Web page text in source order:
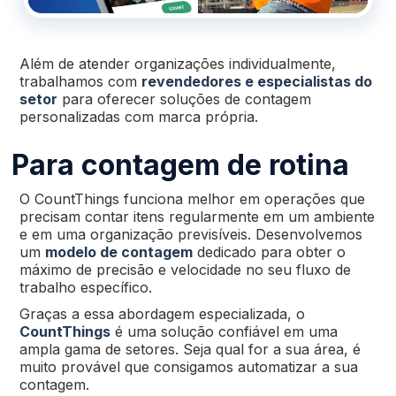
Além de atender organizações individualmente,
trabalhamos com revendedores e especialistas do
setor para oferecer soluções de contagem
personalizadas com marca própria.
Para contagem de rotina
O CountThings funciona melhor em operações que
precisam contar itens regularmente em um ambiente
e em uma organização previsíveis. Desenvolvemos
um modelo de contagemdedicado para obter o
máximo de precisão e velocidade no seu fluxo de
trabalho específico.
Graças a essa abordagem especializada, o
CountThingsé uma solução confiável em uma
ampla gama de setores. Seja qual for a sua área, é
muito provável que consigamos automatizar a sua
contagem.